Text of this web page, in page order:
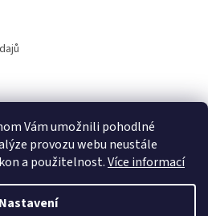
Vám umožnili pohodlné
provozu webu neustále
a použitelnost.Více informací
Nastavení
Vytvořil Shoptet